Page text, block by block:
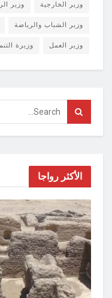
وزير الخارجية وزير
وزير الشباب والرياضة
وزير العمل وزيرة
الأكثر رواجا